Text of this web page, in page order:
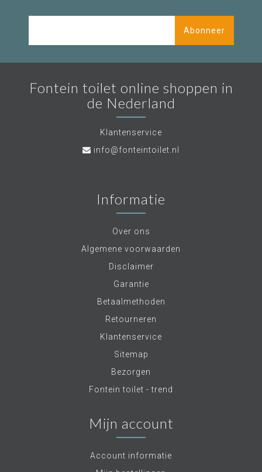
Abonneer
Fontein toilet online shoppen in
de Nederland
Klantenservice
info@fonteintoilet.nl
Informatie
Over ons
Algemene voorwaarden
Disclaimer
Garantie
Betaalmethoden
Retourneren
Klantenservice
Sitemap
Bezorgen
Fontein toilet - trend
Mijn account
Account informatie